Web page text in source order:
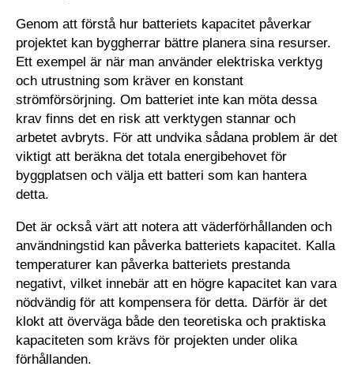
Genom att förstå hur batteriets kapacitet påverkar
projektet kan byggherrar bättre planera sina resurser.
Ett exempel är när man använder elektriska verktyg
och utrustning som kräver en konstant
strömförsörjning. Om batteriet inte kan möta dessa
krav finns det en risk att verktygen stannar och
arbetet avbryts. För att undvika sådana problem är det
viktigt att beräkna det totala energibehovet för
byggplatsen och välja ett batteri som kan hantera
detta.
Det är också värt att notera att väderförhållanden och
användningstid kan påverka batteriets kapacitet. Kalla
temperaturer kan påverka batteriets prestanda
negativt, vilket innebär att en högre kapacitet kan vara
nödvändig för att kompensera för detta. Därför är det
klokt att överväga både den teoretiska och praktiska
kapaciteten som krävs för projekten under olika
förhållanden.